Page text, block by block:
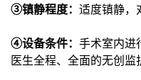
③镇静程度： 适度镇静，
④设备条件： 手术室内进
医生全程、全面的无创监